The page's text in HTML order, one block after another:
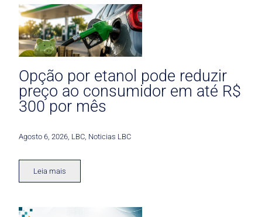
Opção por etanol pode reduzir
preço ao consumidor em até R$
300 por mês
Agosto 6, 2026 LBC Noticias LBC
Leia mais